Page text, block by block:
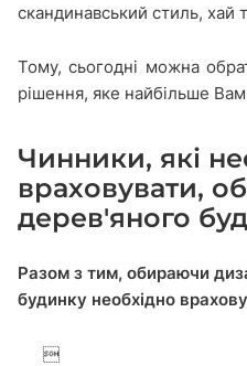
скандинавський стиль, хай
Тому, сьогодні можна
рішення, яке найбільше
Чинники, які
враховувати,
дерев'яного
Разом з тим, обираючи
будинку необхідно
